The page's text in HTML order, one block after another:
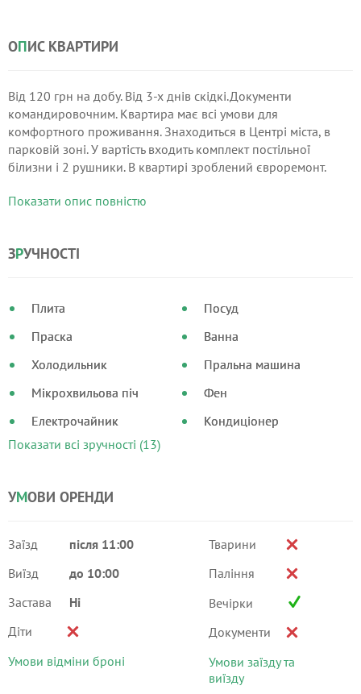
ОПИС КВАРТИРИ
Від 120 грн на добу. Від 3-х днів скідкі.Документи
командировочним. Квартира має всі умови для
комфортного проживання. Знаходиться в Центрі міста, в
парковій зоні. У вартість входить комплект постільної
білизни і 2 рушники. В квартирі зроблений євроремонт.
холодильником, кондиціонером, мікрохвильовкою.
Показати опис повністю
ЗРУЧНОСТІ
Плита
Праска
Холодильник
Мікрохвильова піч
Електрочайник
Посуд
Ванна
Пральна машина
Фен
Кондиціонер
Показати всі зручності (13)
УМОВИ ОРЕНДИ
Заїзд
після 11:00
Виїзд
до 10:00
Застава
Ні
Діти
Умови відміни броні
Тварини
Паління
Вечірки
Документи
Умови заїзду та
виїзду